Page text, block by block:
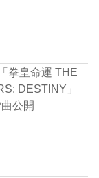
拳皇命運 THE
DESTINY」
公開